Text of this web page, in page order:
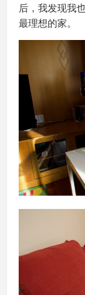
后，我发现我
最理想的家。